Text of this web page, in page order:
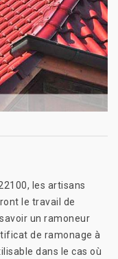
les artisans
le travail de
un ramoneur
de ramonage à
dans le cas où